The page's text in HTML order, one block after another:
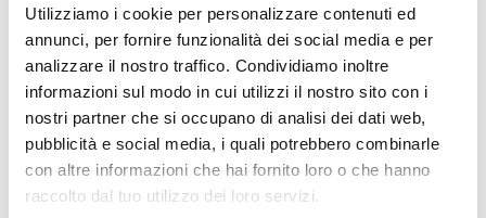
Utilizziamo i cookie per personalizzare contenuti ed
annunci, per fornire funzionalità dei social media e per
analizzare il nostro traffico. Condividiamo inoltre
informazioni sul modo in cui utilizzi il nostro sito con i
nostri partner che si occupano di analisi dei dati web,
pubblicità e social media, i quali potrebbero combinarle
con altre informazioni che hai fornito loro o che hanno
raccolto dal tuo utilizzo dei loro servizi.
Analisi alimenti Analisi delle acque
Titolazione